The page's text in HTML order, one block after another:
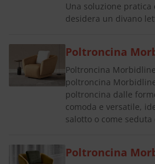
Una soluzione
desidera un divano
Poltroncina
Poltroncina
poltroncina
poltroncina dalle
comoda e versatile,
salotto o come seduta
Poltroncina